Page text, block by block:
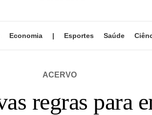
Economia | Esportes Saúde
ACERVO
regras para